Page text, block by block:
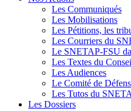
Les Communiqués
Les Mobilisations
Les Pétitions, les
Les Courriers du
Le SNETAP-FSU
Les Textes du
Les Audiences
Le Comité de
Les Tutos du
Les Dossiers